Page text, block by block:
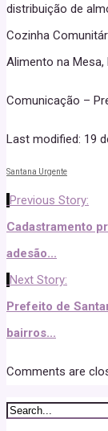
distribuição de
Cozinha
Alimento na Mesa,
Comunicação –
Last modified: 19
Santana Urgente
Previous Story:
Cadastramento
adesão...
Next Story:
Prefeito de
bairros...
Comments are